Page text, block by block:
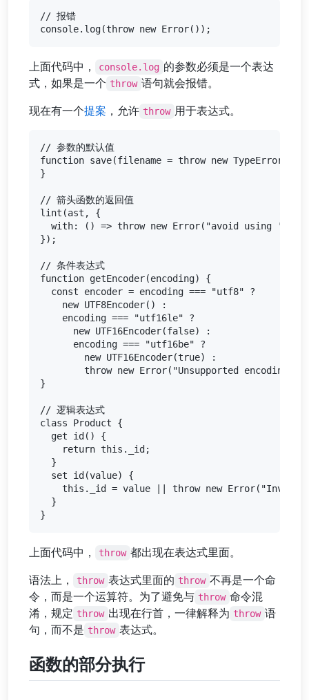
// 报错
上面代码中， console.log 的参数必须是一个表达
式，如果是一个 throw 语句就会报错。
现在有一个提案 ，允许 throw 用于表达式。
// 参数的默认值
function save(filename = throw new
}
// 箭头函数的返回值
lint(ast, {
with: () => throw new Error("avoid using
});
// 条件表达式
function getEncoder(encoding) {
  const encoder = encoding === "utf8" ?
    new UTF8Encoder() :
    encoding === "utf16le" ?
      new UTF16Encoder(false) :
      encoding === "utf16be" ?
        new UTF16Encoder(true) :
        throw new Error("Unsupported encoding");
}
// 逻辑表达式
class Product {
  get id() {
    return this._id;
  }
  set id(value) {
this._id = value || throw new Error("Invalid
  }
上面代码中， throw 都出现在表达式里面。
语法上，
throw 表达式里面的 throw 不再是一个命
令，而是一个运算符。为了避免与 throw 命令混
淆，规定 throw 出现在行首，一律解释为 throw 语
句，而不是 throw 表达式。
函数的部分执行